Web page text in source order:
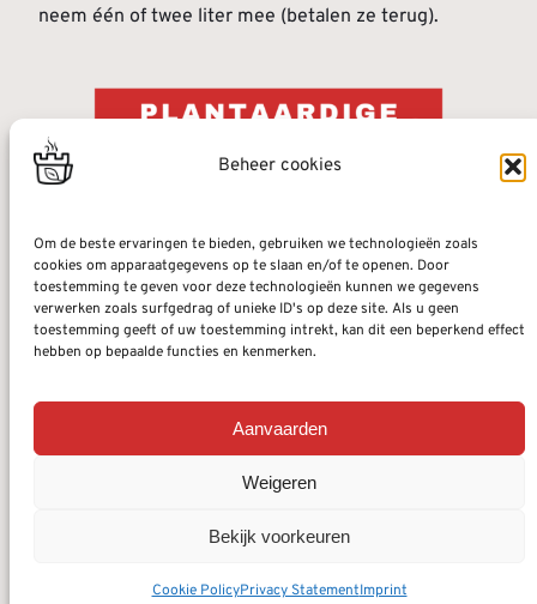
Beheer cookies
Om de beste ervaringen te bieden, gebruiken we technologieën zoals
cookies om apparaatgegevens op te slaan en/of te openen. Door
toestemming te geven voor deze technologieën kunnen we gegevens
verwerken zoals surfgedrag of unieke ID's op deze site. Als u geen
toestemming geeft of uw toestemming intrekt, kan dit een beperkend effect
hebben op bepaalde functies en kenmerken.
Aanvaarden
Weigeren
Bekijk voorkeuren
Cookie PolicyPrivacy StatementImprint
neem één of twee liter mee (betalen ze terug).